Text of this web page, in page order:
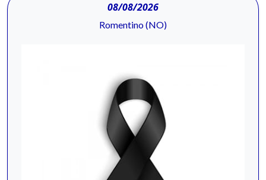
08/08/2026
Romentino (NO)